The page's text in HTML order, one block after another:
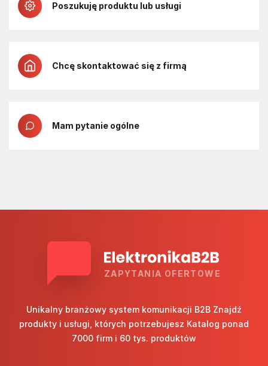
Poszukuję produktu lub usługi
Chcę skontaktować się z firmą
Mam pytanie ogólne
ZAPYTANIA OFERTOWE
Unikalny branżowy system komunikacji B2B Znajdź
produkty i usługi, których potrzebujesz Katalog ponad
7000 firm i 60 tys. produktów